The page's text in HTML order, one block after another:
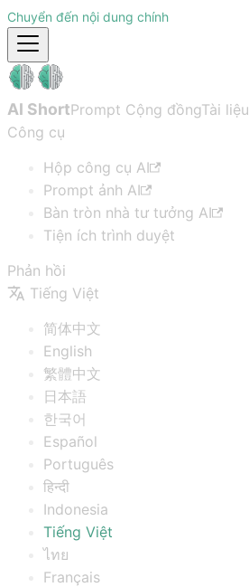
Chuyển đến nội dung chính
AI ShortPrompt Cộng đồngTài liệu
Công cụ
Hộp công cụ AI
Prompt ảnh AI
Bàn tròn nhà tư tưởng AI
Tiện ích trình duyệt
Phản hồi
Tiếng Việt
简体中文
English
繁體中文
日本語
한국어
Español
Português
हिन्दी
Indonesia
Tiếng Việt
ไทย
Français